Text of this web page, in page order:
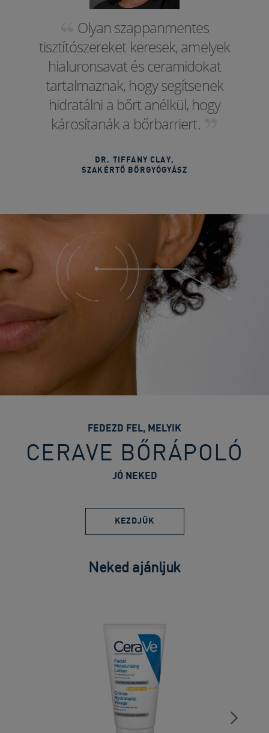
Olyan szappanmentes
tisztítószereket keresek, amelyek
hialuronsavat és ceramidokat
tartalmaznak, hogy segítsenek
hidratálni a bőrt anélkül, hogy
károsítanák a bőrbarriert.
DR. TIFFANY CLAY,
SZAKÉRTŐ BŐRGYÓGYÁSZ
FEDEZD​ FEL, MELYIK
CERAVE BŐRÁPOLÓ
JÓ NEKED
KEZDJÜK
Neked ajánljuk